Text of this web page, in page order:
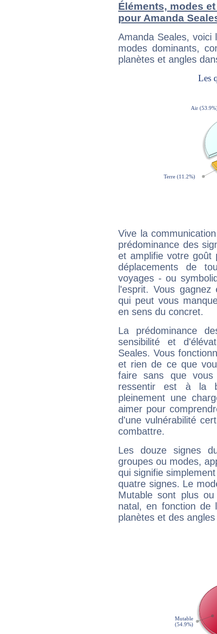
Éléments, modes
pour Amanda
Amanda Seales,
modes dominants,
planètes et angles
Vive la
prédominance des
et amplifie votre goût
déplacements de
voyages - ou
l'esprit. Vous
qui peut vous
en sens du concret.
La prédominance
sensibilité et
Seales. Vous
et rien de ce que
faire sans que
ressentir est à la
pleinement une
aimer pour
d'une vulnérabilité
combattre.
Les douze signes
groupes ou modes,
qui signifie
quatre signes. Le
Mutable sont plus
natal, en fonction de
planètes et des